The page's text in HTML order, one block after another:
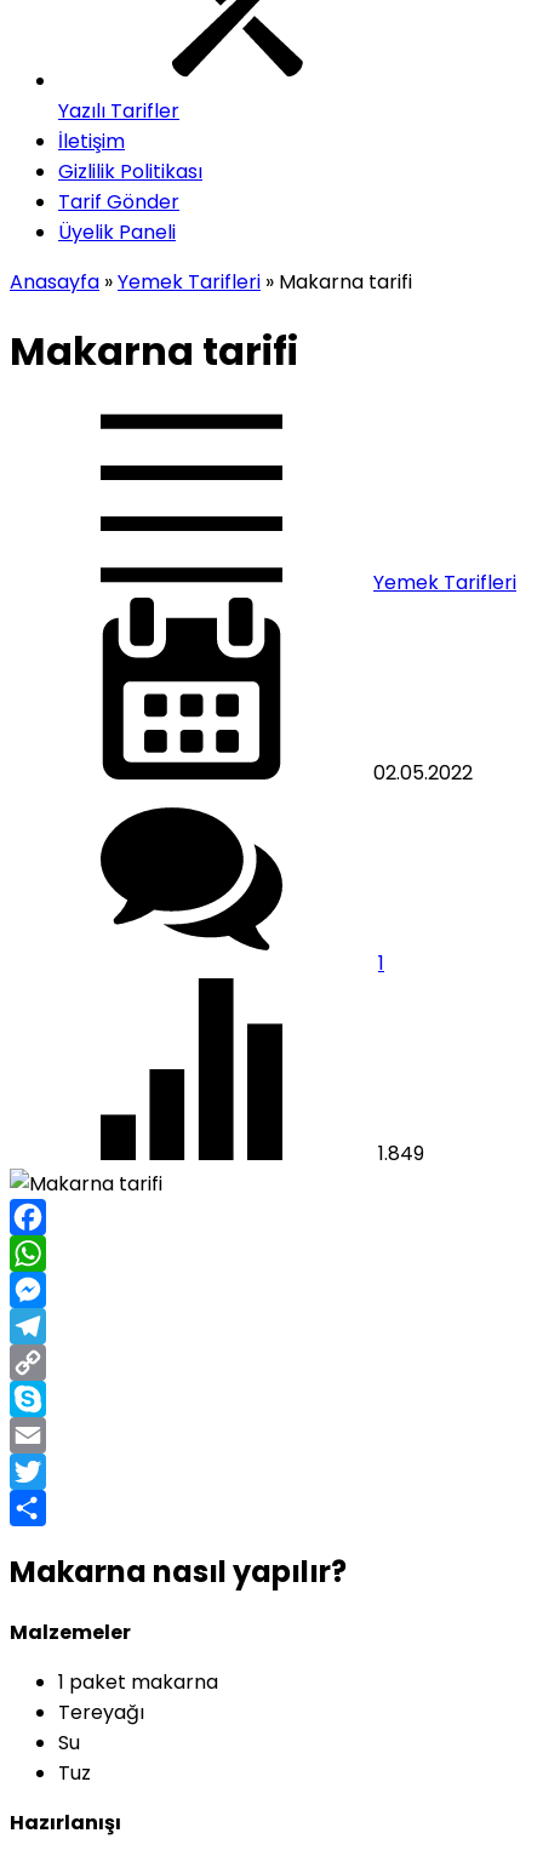
Yazılı Tarifler
İletişim
Gizlilik Politikası
Tarif Gönder
Üyelik Paneli
Anasayfa »Yemek Tarifleri » Makarna tarifi
Makarna tarifi
Yemek Tarifleri
02.05.2022
1
1.849
Facebook
WhatsApp
Messenger
Telegram
Copy
Link
Skype
Email
Twitter
Makarna nasıl yapılır?
Malzemeler
1 paket makarna
Tereyağı
Su
Tuz
Hazırlanışı